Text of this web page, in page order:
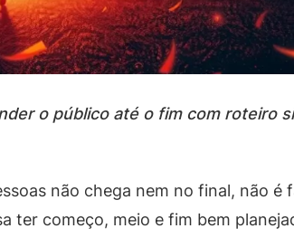
o público até o fim com roteiro
não chega nem no final, não
ter começo, meio e fim bem